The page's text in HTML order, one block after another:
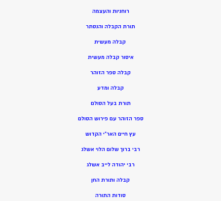
רוחניות והעצמה
תורת הקבלה והנסתר
קבלה מעשית
איסור קבלה מעשית
קבלה ספר הזוהר
קבלה ומדע
תורת בעל הסולם
ספר הזוהר עם פירוש הסולם
עץ חיים האר”י הקדוש
רבי ברוך שלום הלוי אשלג
רבי יהודה לייב אשלג
קבלה ותורת החן
סודות התורה